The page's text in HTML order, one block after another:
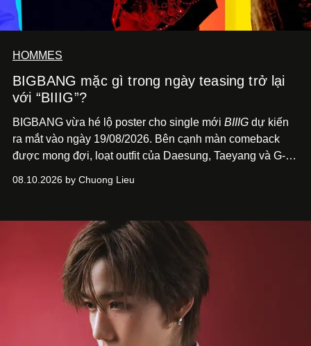
HOMMES
BIGBANG mặc gì trong ngày teasing trở lại
với “BIIIG”?
BIGBANG vừa hé lộ poster cho single mới BIIIG dự kiến
ra mắt vào ngày 19/08/2026. Bên cạnh màn comeback
được mong đợi, loạt outfit của Daesung, Taeyang và G-
đáng chú ý với giới mộ điệu.
08.10.2026 by Chuong Lieu